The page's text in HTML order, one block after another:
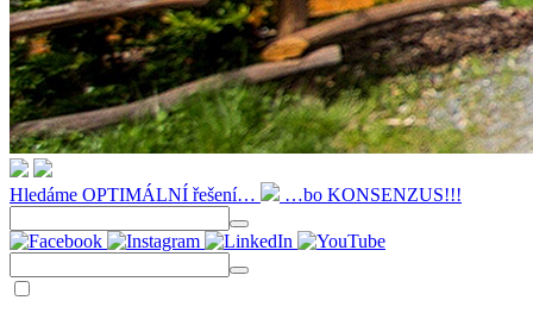
Hledáme OPTIMÁLNÍ řešení… …bo KONSENZUS!!!